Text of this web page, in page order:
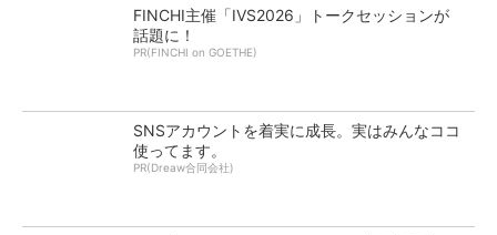
FINCHI主催「IVS2026」トークセッションが
話題に！
PR(FINCHI on GOETHE)
SNSアカウントを着実に成長。実はみんなココ
使ってます。
PR(Dreaw合同会社)